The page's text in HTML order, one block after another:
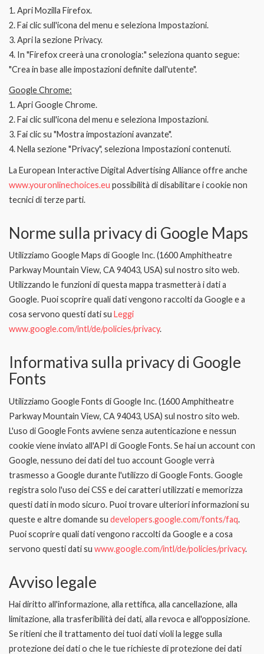
1. Apri Mozilla Firefox.
2. Fai clic sull'icona del menu e seleziona Impostazioni.
3. Apri la sezione Privacy.
4. In "Firefox creerà una cronologia:" seleziona quanto segue:
"Crea in base alle impostazioni definite dall'utente".
Google Chrome:
1. Apri Google Chrome.
2. Fai clic sull'icona del menu e seleziona Impostazioni.
3. Fai clic su "Mostra impostazioni avanzate".
4. Nella sezione "Privacy", seleziona Impostazioni contenuti.
La European Interactive Digital Advertising Alliance offre anche
www.youronlinechoices.eu possibilità di disabilitare i cookie non
tecnici di terze parti.
Norme sulla privacy di Google Maps
Utilizziamo Google Maps di Google Inc. (1600 Amphitheatre
Parkway Mountain View, CA 94043, USA) sul nostro sito web.
Utilizzando le funzioni di questa mappa trasmetterà i dati a
Google. Puoi scoprire quali dati vengono raccolti da Google e a
cosa servono questi dati su Leggi
www.google.com/intl/de/policies/privacy.
Informativa sulla privacy di Google
Fonts
Utilizziamo Google Fonts di Google Inc. (1600 Amphitheatre
Parkway Mountain View, CA 94043, USA) sul nostro sito web.
L'uso di Google Fonts avviene senza autenticazione e nessun
cookie viene inviato all'API di Google Fonts. Se hai un account con
Google, nessuno dei dati del tuo account Google verrà
trasmesso a Google durante l'utilizzo di Google Fonts. Google
registra solo l'uso dei CSS e dei caratteri utilizzati e memorizza
questi dati in modo sicuro. Puoi trovare ulteriori informazioni su
queste e altre domande su developers.google.com/fonts/faq.
Puoi scoprire quali dati vengono raccolti da Google e a cosa
servono questi dati su www.google.com/intl/de/policies/privacy.
Avviso legale
Hai diritto all'informazione, alla rettifica, alla cancellazione, alla
limitazione, alla trasferibilità dei dati, alla revoca e all'opposizione.
Se ritieni che il trattamento dei tuoi dati violi la legge sulla
protezione dei dati o che le tue richieste di protezione dei dati